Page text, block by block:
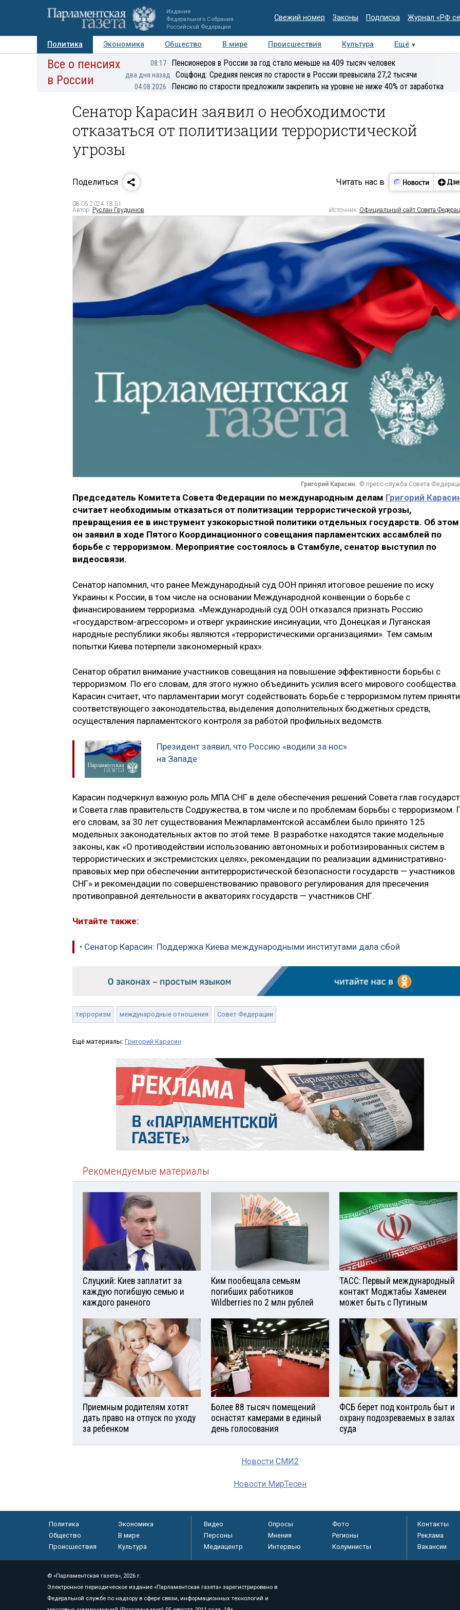
Издание
Федерального Собрания
Российской Федерации
Свежий номер Законы Подписка Журнал «РФ
Политика Экономика Общество В мире Происшествия Культура
Ещё
Авторы Персоны Мнения Регионы Медиацентр Интервью Колумнисты
Все о пенсиях
в России
08:17 Пенсионеров в России за год стало меньше на 409 тысяч человек
два дня назад Соцфонд: Средняя пенсия по старости в России превысила 27,2 тысячи
04.08.2026 Пенсию по старости предложили закрепить на уровне не ниже 40% от заработка
Сенатор Карасин заявил о необходимости
отказаться от политизации террористической
угрозы
Поделиться Читать нас в
08.05.2024 18:51
Автор: Руслан Грудцинов Источник: Официальный сайт Совета
Григорий Карасин. © пресс-служба Совета
Председатель Комитета Совета Федерации по международным делам Григорий
считает необходимым отказаться от политизации террористической угрозы,
превращения ее в инструмент узкокорыстной политики отдельных государств. Об этом
он заявил в ходе Пятого Координационного совещания парламентских ассамблей по
борьбе с терроризмом. Мероприятие состоялось в Стамбуле, сенатор выступил по
видеосвязи.
Сенатор напомнил, что ранее Международный суд ООН принял итоговое решение по иску
Украины к России, в том числе на основании Международной конвенции о борьбе с
финансированием терроризма. «Международный суд ООН отказался признать Россию
«государством-агрессором» и отверг украинские инсинуации, что Донецкая и Луганская
народные республики якобы являются «террористическими организациями». Тем самым
попытки Киева потерпели закономерный крах».
Сенатор обратил внимание участников совещания на повышение эффективности борьбы с
терроризмом. По его словам, для этого нужно объединить усилия всего мирового сообщества.
Карасин считает, что парламентарии могут содействовать борьбе с терроризмом путем
соответствующего законодательства, выделения дополнительных бюджетных средств,
осуществления парламентского контроля за работой профильных ведомств.
Президент заявил, что Россию «водили за нос»
на Западе
Карасин подчеркнул важную роль МПА СНГ в деле обеспечения решений Совета глав
и Совета глав правительств Содружества, в том числе и по проблемам борьбы с терроризмом.
его словам, за 30 лет существования Межпарламентской ассамблеи было принято 125
модельных законодательных актов по этой теме. В разработке находятся такие модельные
законы, как «О противодействии использованию автономных и роботизированных систем в
террористических и экстремистских целях», рекомендации по реализации административно-
правовых мер при обеспечении антитеррористической безопасности государств — участников
СНГ» и рекомендации по совершенствованию правового регулирования для пресечения
противоправной деятельности в акваториях государств — участников СНГ.
Читайте также:
• Сенатор Карасин: Поддержка Киева международными институтами дала сбой
терроризм международные отношения Совет Федерации
Ещё материалы: Григорий Карасин
Рекомендуемые материалы
Слуцкий: Киев заплатит за
каждую погибшую семью и
каждого раненого
Ким пообещала семьям
погибших работников
Wildberries по 2 млн рублей
ТАСС: Первый международный
контакт Моджтабы Хаменеи
может быть с Путиным
Приемным родителям хотят
дать право на отпуск по уходу
за ребенком
Более 88 тысяч помещений
оснастят камерами в единый
день голосования
ФСБ берет под контроль быт и
охрану подозреваемых в залах
суда
Новости СМИ2
Новости МирТесен
Политика
Экономика
Общество
В мире
Происшествия
Культура
Видео Опросы
Фото
Персоны
Мнения
Регионы
Медиацентр
Интервью Колумнисты
Контакты
Реклама
Вакансии
© «Парламентская газета», 2026 г.
Электронное периодическое издание «Парламентская газета» зарегистрировано в
Федеральной службе по надзору в сфере связи, информационных технологий и